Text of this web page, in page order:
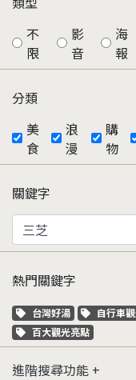
不
限
影
音
海
報
分類
美
食
浪
漫
購
物
關鍵字
熱門關鍵字
關鍵字標籤
台灣好湯 關鍵字
自行車
關鍵字標籤
百大觀光亮點
進階搜尋功能